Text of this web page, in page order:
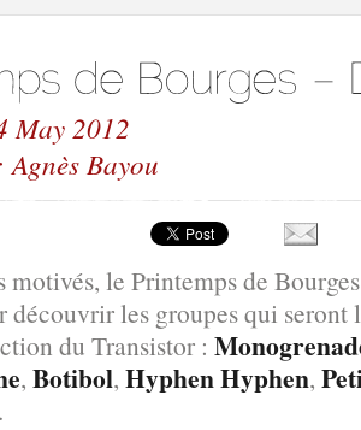
May 2012
Agnès Bayou
motivés, le Printemps de
découvrir les groupes qui seront
du Transistor :
, Botibol, Hyphen Hyphen,
.